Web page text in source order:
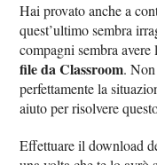
Hai provato anche a
quest’ultimo sembra
compagni sembra
file da Classroom.
perfettamente la
aiuto per risolvere
Effettuare il download